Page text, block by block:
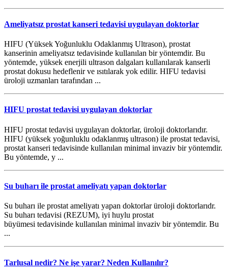
Ameliyatsız prostat kanseri tedavisi uygulayan doktorlar
HIFU (Yüksek Yoğunluklu Odaklanmış Ultrason), prostat
kanserinin ameliyatsız tedavisinde kullanılan bir yöntemdir. Bu
yöntemde, yüksek enerjili ultrason dalgaları kullanılarak kanserli
prostat dokusu hedeflenir ve ısıtılarak yok edilir. HIFU tedavisi
üroloji uzmanları tarafından ...
HIFU prostat tedavisi uygulayan doktorlar
HIFU prostat tedavisi uygulayan doktorlar, üroloji doktorlarıdır.
HIFU (yüksek yoğunluklu odaklanmış ultrason) ile prostat tedavisi,
prostat kanseri tedavisinde kullanılan minimal invaziv bir yöntemdir.
Bu yöntemde, y ...
Su buharı ile prostat ameliyatı yapan doktorlar
Su buharı ile prostat ameliyatı yapan doktorlar üroloji doktorlarıdr.
Su buharı tedavisi (REZUM), iyi huylu prostat
büyümesi tedavisinde kullanılan minimal invaziv bir yöntemdir. Bu
...
Tarlusal nedir? Ne işe yarar? Neden Kullanılır?